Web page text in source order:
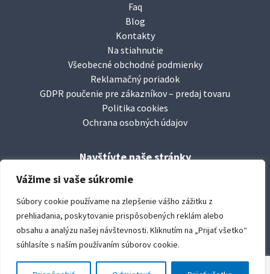
Vážime si vaše súkromie
Súbory cookie používame na zlepšenie vášho zážitku z
prehliadania, poskytovanie prispôsobených reklám alebo
obsahu a analýzu našej návštevnosti. Kliknutím na „Prijať všetko“
súhlasíte s naším používaním súborov cookie.
Faq
Blog
Kontakty
Na stiahnutie
Všeobecné obchodné podmienky
Reklamačný poriadok
GDPR poučenie pre zákazníkov – predaj tovaru
Politika cookies
Ochrana osobných údajov
Navštívte naše stránky
facebook/leierbaustoffesk
www.durisoltvarovky.sk
youtube/leierbaustoffe
copyright:Leier Baustoffe SK s.r.o.
created by:le club créative, s.r.o. © 2019